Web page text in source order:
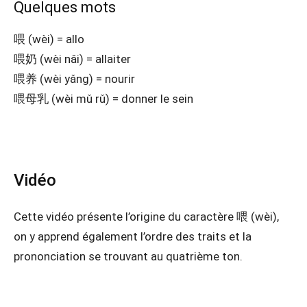
Quelques mots
喂 (wèi) = allo
喂奶 (wèi nǎi) = allaiter
喂养 (wèi yǎng) = nourir
喂母乳 (wèi mǔ rǔ) = donner le sein
Vidéo
Cette vidéo présente l’origine du caractère 喂 (wèi),
on y apprend également l’ordre des traits et la
prononciation se trouvant au quatrième ton.